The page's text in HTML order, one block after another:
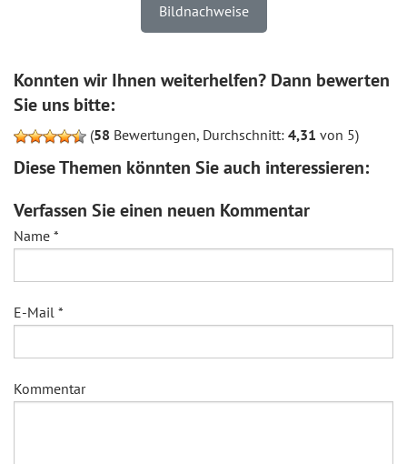
Bildnachweise
Konnten wir Ihnen weiterhelfen? Dann bewerten
Sie uns bitte:
(58 Bewertungen, Durchschnitt: 4,31 von 5)
Diese Themen könnten Sie auch interessieren:
Verfassen Sie einen neuen Kommentar
Name *
E-Mail *
Kommentar